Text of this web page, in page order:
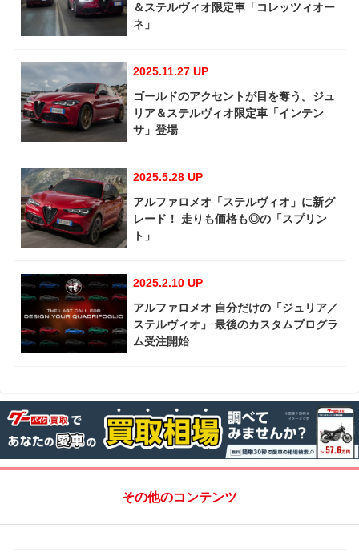
＆ステルヴィオ限定車「コレッツィオー
ネ」
2025.11.27 UP
ゴールドのアクセントが目を奪う。ジュ
リア＆ステルヴィオ限定車「インテン
サ」登場
2025.5.28 UP
アルファロメオ「ステルヴィオ」に新グ
レード！ 走りも価格も◎の「スプリン
ト」
2025.2.10 UP
アルファロメオ 自分だけの「ジュリア／
ステルヴィオ」 最後のカスタムプログラ
ム受注開始
その他のコンテンツ